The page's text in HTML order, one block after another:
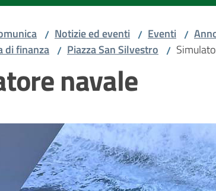
/ Notizie ed eventi / Eventi /
di finanza / Piazza San Silvestro /
navale